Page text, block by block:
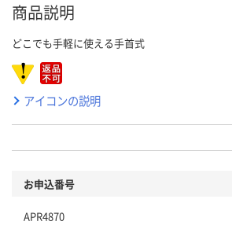
商品説明
どこでも手軽に使える手首式
アイコンの説明
お申込番号
APR4870